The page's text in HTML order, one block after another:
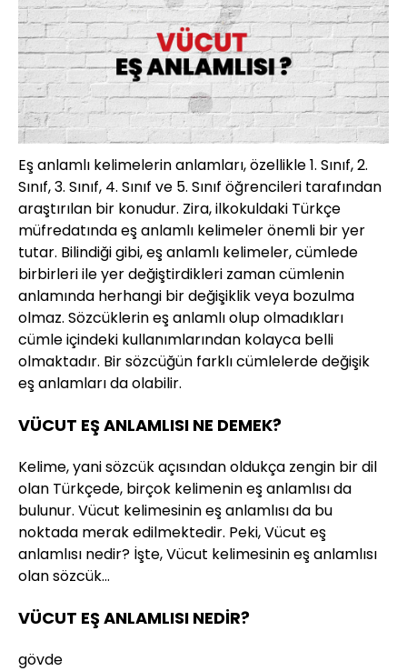
Eş anlamlı kelimelerin anlamları, özellikle 1. Sınıf, 2.
Sınıf, 3. Sınıf, 4. Sınıf ve 5. Sınıf öğrencileri tarafından
araştırılan bir konudur. Zira, ilkokuldaki Türkçe
müfredatında eş anlamlı kelimeler önemli bir yer
tutar. Bilindiği gibi, eş anlamlı kelimeler, cümlede
birbirleri ile yer değiştirdikleri zaman cümlenin
anlamında herhangi bir değişiklik veya bozulma
olmaz. Sözcüklerin eş anlamlı olup olmadıkları
cümle içindeki kullanımlarından kolayca belli
olmaktadır. Bir sözcüğün farklı cümlelerde değişik
eş anlamları da olabilir.
VÜCUT EŞ ANLAMLISI NE DEMEK?
Kelime, yani sözcük açısından oldukça zengin bir dil
olan Türkçede, birçok kelimenin eş anlamlısı da
bulunur. Vücut kelimesinin eş anlamlısı da bu
noktada merak edilmektedir. Peki, Vücut eş
anlamlısı nedir? İşte, Vücut kelimesinin eş anlamlısı
olan sözcük…
VÜCUT EŞ ANLAMLISI NEDİR?
gövde